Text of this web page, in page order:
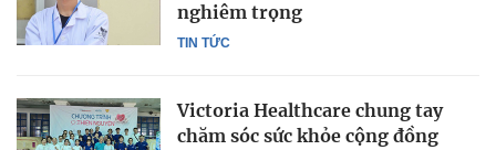
TIN TỨC
nghiêm trọng
Victoria Healthcare chung tay
chăm sóc sức khỏe cộng đồng